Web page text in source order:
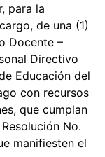
para la
de una (1)
Docente –
Directivo
Educación del
con recursos
que cumplan
No.
manifiesten el